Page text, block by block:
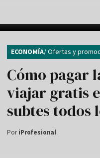
Cómo pagar
viajar gratis
subtes todos
ECONOMÍA/ Ofertas y
PoriProfesional